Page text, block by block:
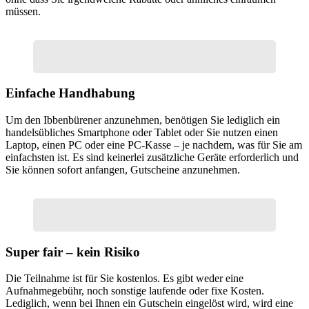
müssen.
Einfache Handhabung
Um den Ibbenbürener anzunehmen, benötigen Sie lediglich ein
handelsübliches Smartphone oder Tablet oder Sie nutzen einen
Laptop, einen PC oder eine PC-Kasse – je nachdem, was für Sie am
einfachsten ist. Es sind keinerlei zusätzliche Geräte erforderlich und
Sie können sofort anfangen, Gutscheine anzunehmen.
Super fair – kein Risiko
Die Teilnahme ist für Sie kostenlos. Es gibt weder eine
Aufnahmegebühr, noch sonstige laufende oder fixe Kosten.
Lediglich, wenn bei Ihnen ein Gutschein eingelöst wird, wird eine